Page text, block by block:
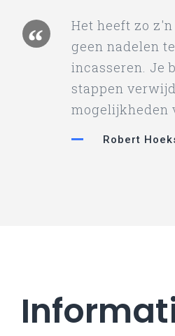
Het heeft zo
geen nadelen
incasseren. Je
stappen
mogelijkheden
Robert